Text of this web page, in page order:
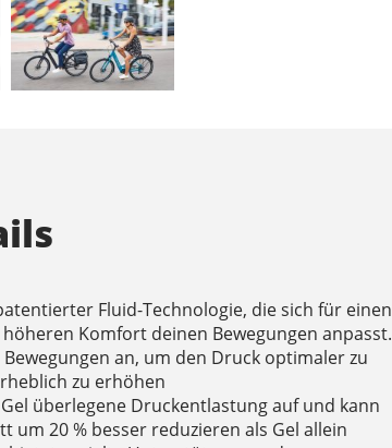
Fluid-Technologie, die sich für einen
Komfort deinen Bewegungen anpasst.
an, um den Druck optimaler zu
zu erhöhen
überlegene Druckentlastung auf und kann
um 20 % besser reduzieren als Gel allein